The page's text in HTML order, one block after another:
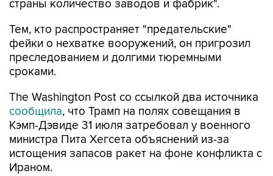
страны количество заводов и фабрик".
Тем, кто распространяет "предательские"
фейки о нехватке вооружений, он пригрозил
преследованием и долгими тюремными
сроками.
The Washington Post со ссылкой два источника
сообщила, что Трамп на полях совещания в
Кэмп-Дэвиде 31 июля затребовал у военного
министра Пита Хегсета объяснений из-за
истощения запасов ракет на фоне конфликта с
Ираном.